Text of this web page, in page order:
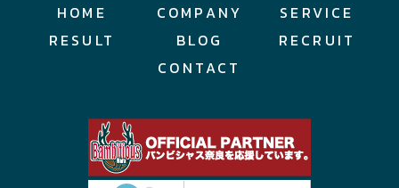
HOME COMPANY
SERVICE
RESULT
BLOG
RECRUIT
CONTACT